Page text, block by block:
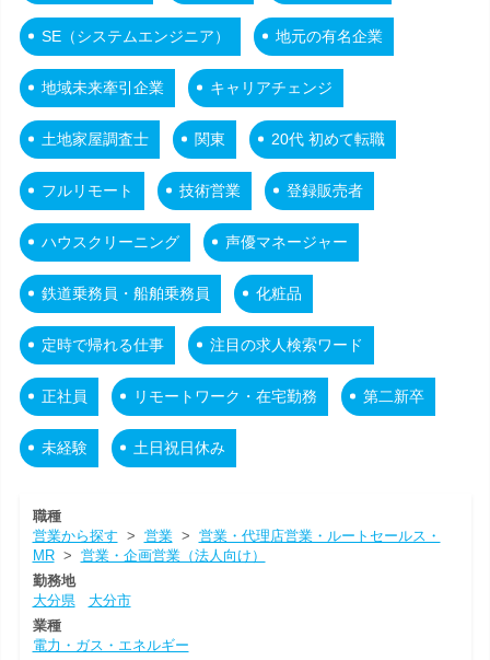
SE（システムエンジニア） 地元の有名企業
地域未来牽引企業 キャリアチェンジ
土地家屋調査士 関東 20代 初めて転職
フルリモート 技術営業 登録販売者
ハウスクリーニング 声優マネージャー
鉄道乗務員・船舶乗務員 化粧品
定時で帰れる仕事 注目の求人検索ワード
正社員 リモートワーク・在宅勤務 第二新卒
未経験 土日祝日休み
職種
営業から探す > 営業> 営業・代理店営業・ルートセールス・
MR> 営業・企画営業（法人向け）
勤務地
大分県
大分市
業種
電力・ガス・エネルギー